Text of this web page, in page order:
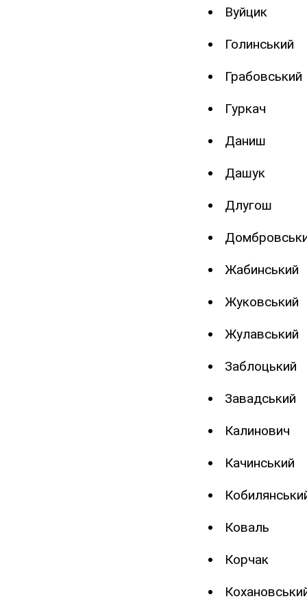
Вуйцик
Голинський
Грабовський
Гуркач
Даниш
Дашук
Длугош
Жабинський
Жуковський
Жулавський
Заблоцький
Завадський
Калинович
Качинський
Коваль
Корчак